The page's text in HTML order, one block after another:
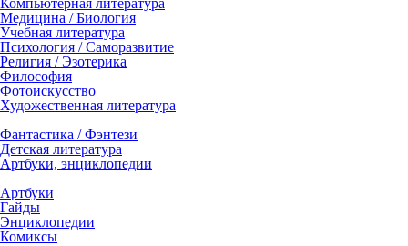
Компьютерная литература
Медицина / Биология
Учебная литература
Психология / Саморазвитие
Религия / Эзотерика
Философия
Фотоискусство
Художественная литература
Фантастика / Фэнтези
Детская литература
Артбуки, энциклопедии
Артбуки
Гайды
Энциклопедии
Комиксы